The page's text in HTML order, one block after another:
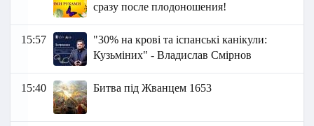
сразу после плодоношения!
15:57
"30% на крові та іспанські канікули:
Кузьміних" - Владислав Смірнов
15:40 Битва під Жванцем 1653